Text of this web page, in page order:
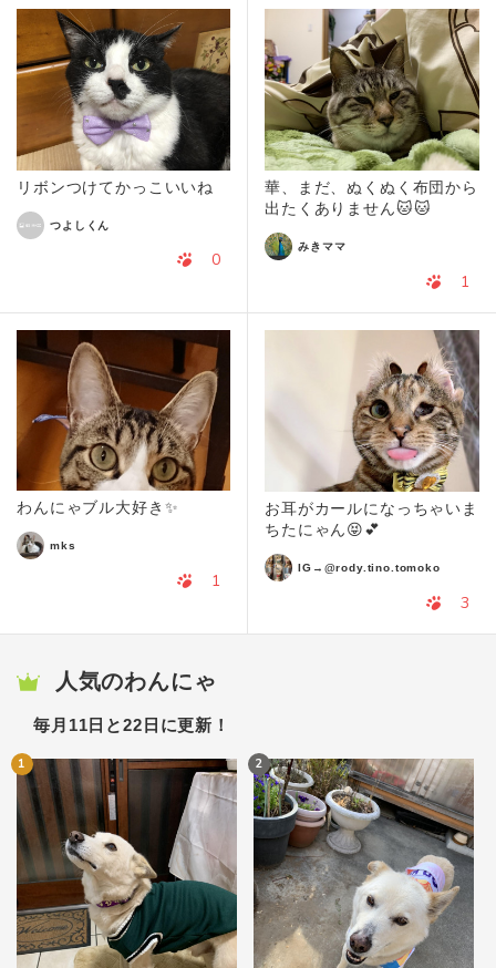
リボンつけてかっこいいね
つよしくん
0
華、まだ、ぬくぬく布団から
出たくありません🐱🐱
みきママ
1
わんにゃブル大好き✨
mks
1
お耳がカールになっちゃいま
ちたにゃん😝💕
IG→@rody.tino.tomoko
3
人気のわんにゃ
毎月11日と22日に更新！
1 2